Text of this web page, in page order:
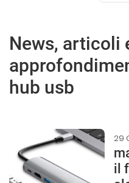
News, articoli
hub usb
29
il